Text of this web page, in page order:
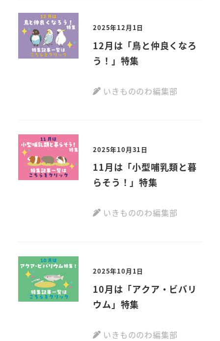
2025年12月1日
12月は「鳥と仲良くなろ
う！」特集
いきもののわ編集部
2025年10月31日
11月は「小型哺乳類と暮
らそう！」特集
いきもののわ編集部
2025年10月1日
10月は「アクア・ビバリ
ウム」特集
いきもののわ編集部